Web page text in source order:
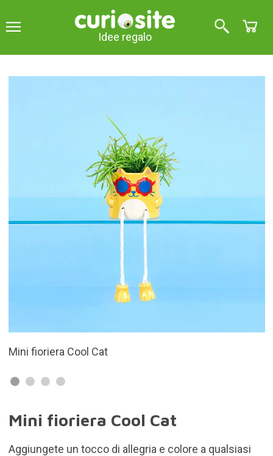
Idee regalo
In ceramica
Mini fioriera Cool Cat
Aggiungete un tocco di allegria e colore a qualsiasi